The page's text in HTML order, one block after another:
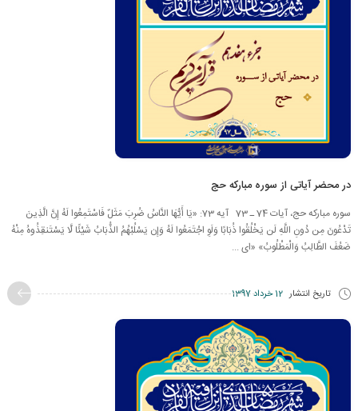
در محضر آیاتی از سوره مبارکه حج
سوره مبارکه حج، آیات 74 ـ 73 آیه 73: «يَا أَيُّهَا النَّاسُ ضُرِبَ مَثَلٌ فَاسْتَمِعُوا لَهُ إِنَّ الَّذِينَ
تَدْعُونَ مِن دُونِ اللَّهِ لَن يَخْلُقُوا ذُبَابًا وَلَوِ اجْتَمَعُوا لَهُ وَإِن يَسْلُبْهُمُ الذُّبَابُ شَيْئًا لَّا يَسْتَنقِذُوهُ مِنْهُ
ضَعُفَ الطَّالِبُ وَالْمَطْلُوبُ» «اى ...
تاریخ انتشار 12 خرداد 1397